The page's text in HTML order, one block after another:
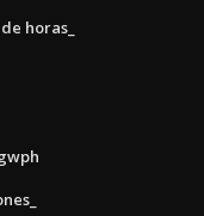
horas_